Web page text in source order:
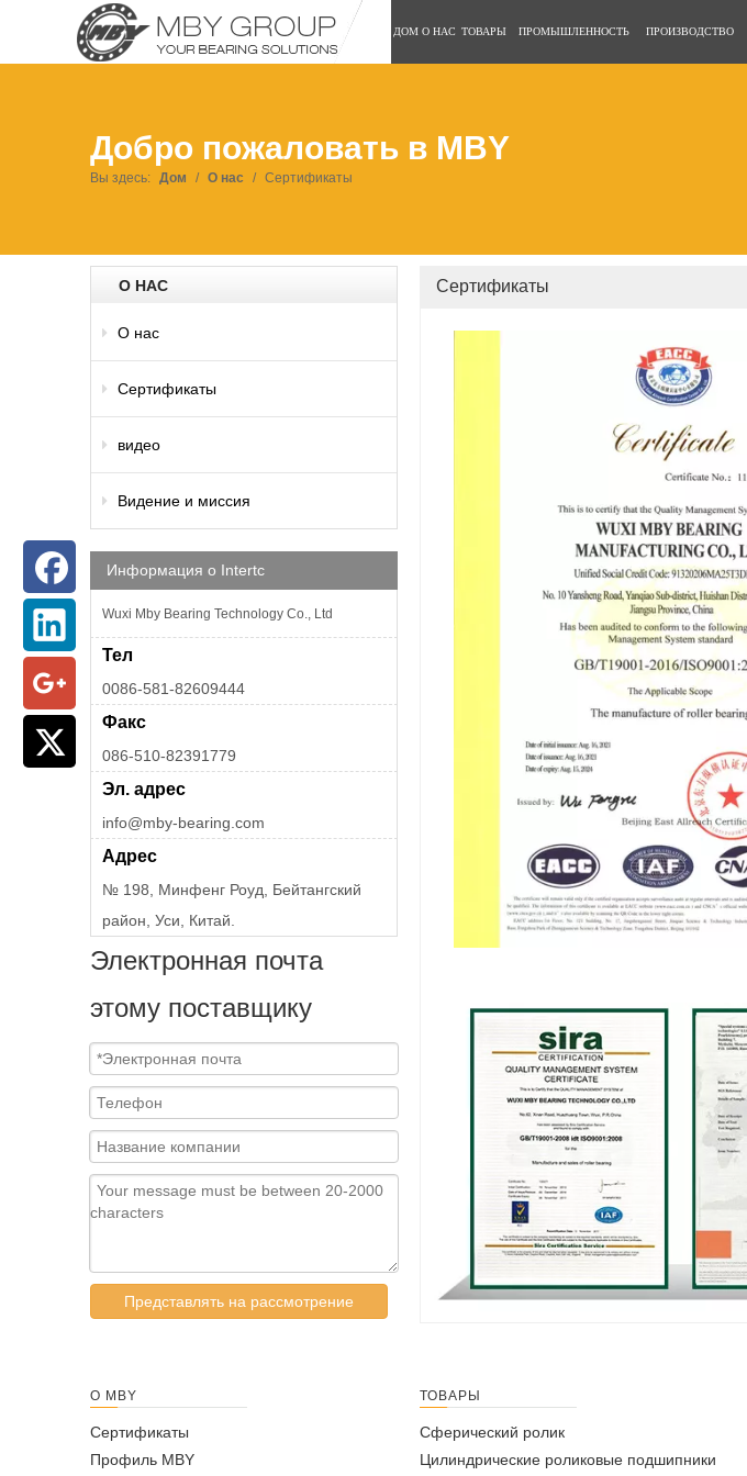
ДОМ О НАС ТОВАРЫ ПРОМЫШЛЕННОСТЬ ПРОИЗВОДСТВО
Добро пожаловать в MBY
Вы здесь: Дом / О нас / Сертификаты
О НАС
О нас
Сертификаты
видео
Видение и миссия
Информация о Intertc
Wuxi Mby Bearing Technology Co., Ltd
Тел
0086-581-82609444
Факс
086-510-82391779
Эл. адрес
info@mby-bearing.com
Адрес
№ 198, Минфенг Роуд, Бейтангский
район, Уси, Китай.
Электронная почта
этому поставщику
Представлять на рассмотрение
Сертификаты
О MBY
Сертификаты
Профиль MBY
ТОВАРЫ
Сферический ролик
Цилиндрические роликовые подшипники